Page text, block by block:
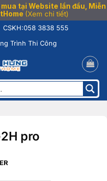
tại Website lần đầu, Miễn
(Xem chi tiết)
CSKH:058 3838 555
Trình Thi Công
pro